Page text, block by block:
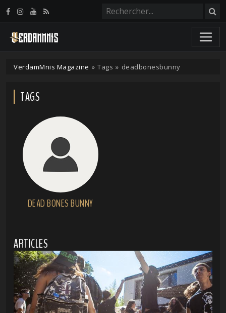
VerdamMnis Magazine » Tags » deadbonesbunny
TAGS
DEAD BONES BUNNY
ARTICLES
Panneau de gestion des cookies